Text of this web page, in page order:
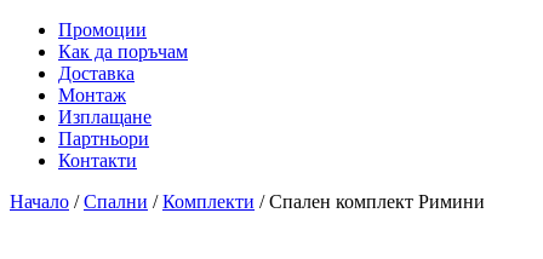
Промоции
Как да поръчам
Доставка
Монтаж
Изплащане
Партньори
Контакти
Начало /Спални /Комплекти / Спален комплект Римини